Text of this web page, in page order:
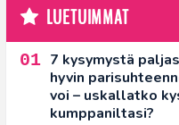
LUETUIMMAT
7 kysymystä
hyvin
voi – uskallatko
kumppaniltasi?